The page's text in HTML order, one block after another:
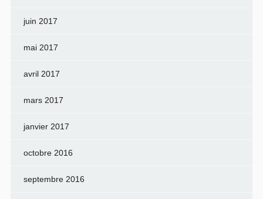
juin 2017
mai 2017
avril 2017
mars 2017
janvier 2017
octobre 2016
septembre 2016